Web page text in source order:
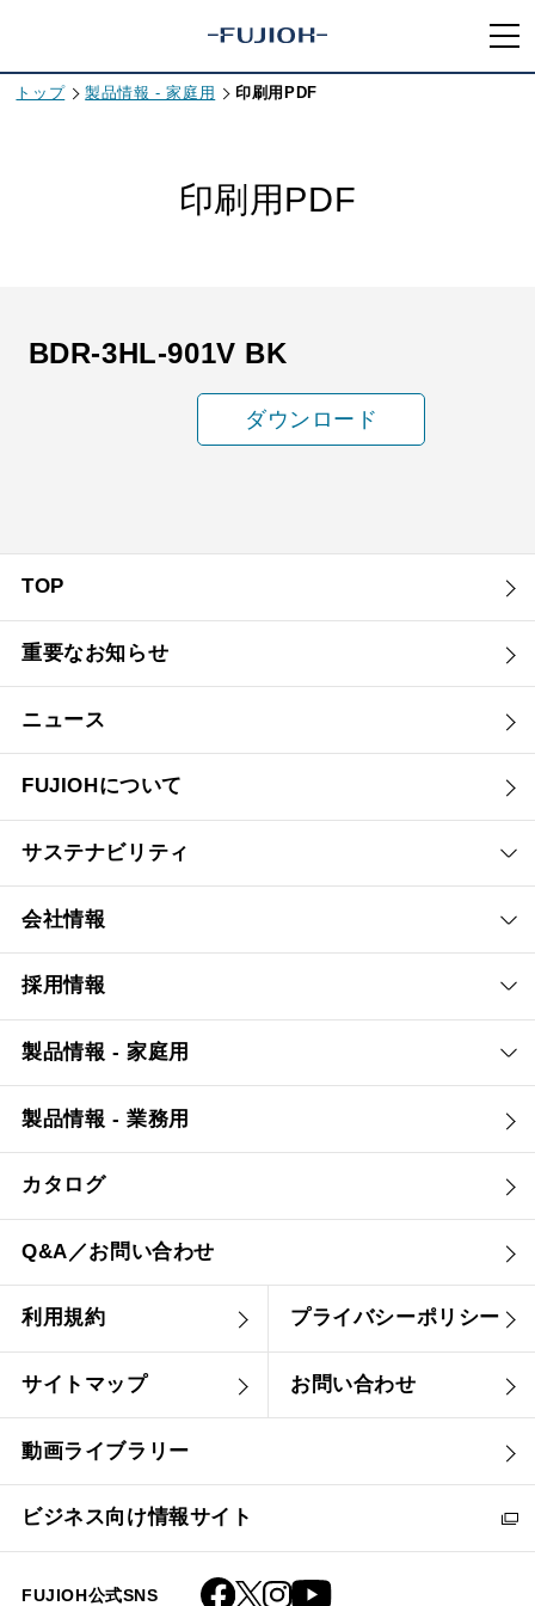
トップ 製品情報 - 家庭用 印刷用PDF
印刷用PDF
BDR-3HL-901V BK
ダウンロード
TOP
重要なお知らせ
ニュース
FUJIOHについて
サステナビリティ
会社情報
採用情報
製品情報 - 家庭用
製品情報 - 業務用
カタログ
Q&A／お問い合わせ
利用規約 プライバシーポリシー
サイトマップ お問い合わせ
動画ライブラリー
ビジネス向け情報サイト
FUJIOH公式SNS